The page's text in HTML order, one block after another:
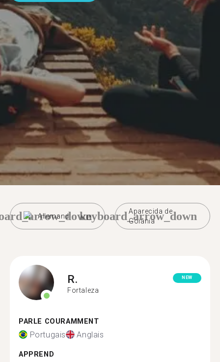
Allemand
Aparecida de
Goiânia
keyboard_arrow_down
R.
Fortaleza
NEW
PARLE COURAMMENT
Portugais Anglais
APPREND